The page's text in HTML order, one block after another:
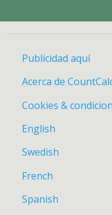
Publicidad aquí
Acerca de
Cookies &
English
Swedish
French
Spanish